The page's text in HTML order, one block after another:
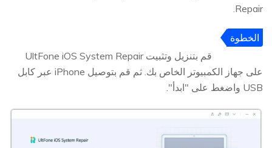
Repair.
الخطوة
قم بتنزيل وتثبيت UltFone iOS System Repair
على جهاز الكمبيوتر الخاص بك. ثم قم بتوصيل iPhone عبر كابل
USB واضغط على "ابدأ".